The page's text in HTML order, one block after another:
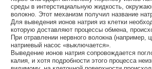
среды в интерстициальную жидкость,
волокно. Этот механизм получил название
Для выведения ионов натрия из клетки
которую доставляют процессы обмена,
При отравлении нервного волокна (например,
натриевый насос «выключается».
Выведение ионов натрия сопровождается
калия, и хотя подробности этого процесса